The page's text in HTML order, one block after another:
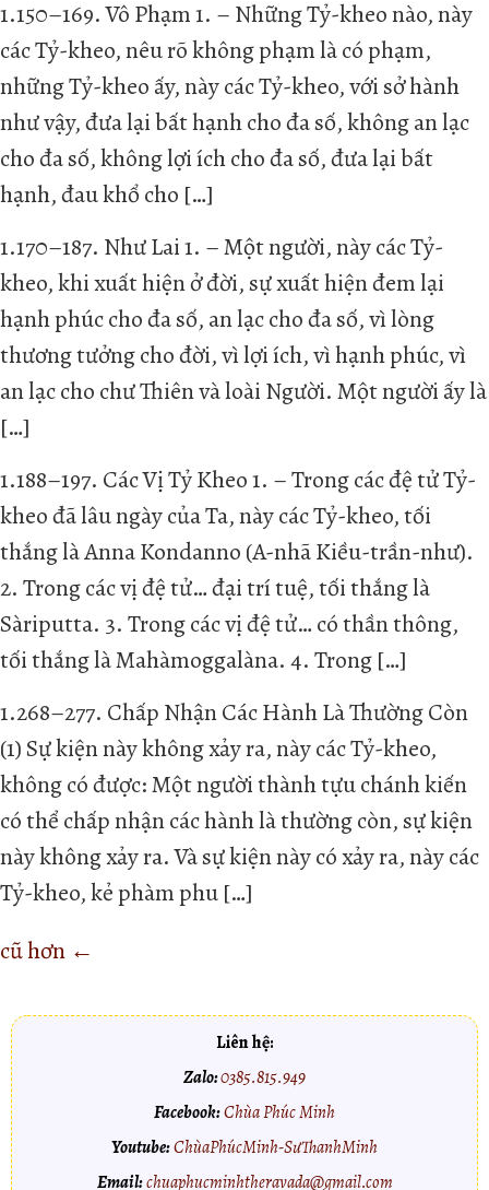
1.150–169. Vô Phạm 1. – Những Tỷ-kheo nào, này
các Tỷ-kheo, nêu rõ không phạm là có phạm,
những Tỷ-kheo ấy, này các Tỷ-kheo, với sở hành
như vậy, đưa lại bất hạnh cho đa số, không an lạc
cho đa số, không lợi ích cho đa số, đưa lại bất
hạnh, đau khổ cho […]
1.170–187. Như Lai 1. – Một người, này các Tỷ-
kheo, khi xuất hiện ở đời, sự xuất hiện đem lại
hạnh phúc cho đa số, an lạc cho đa số, vì lòng
thương tưởng cho đời, vì lợi ích, vì hạnh phúc, vì
an lạc cho chư Thiên và loài Người. Một người ấy là
[…]
1.188–197. Các Vị Tỷ Kheo 1. – Trong các đệ tử Tỷ-
kheo đã lâu ngày của Ta, này các Tỷ-kheo, tối
thắng là Anna Kondanno (A-nhã Kiều-trần-như).
2. Trong các vị đệ tử… đại trí tuệ, tối thắng là
Sàriputta. 3. Trong các vị đệ tử… có thần thông,
tối thắng là Mahàmoggalàna. 4. Trong […]
1.268–277. Chấp Nhận Các Hành Là Thường Còn
(1) Sự kiện này không xảy ra, này các Tỷ-kheo,
không có được: Một người thành tựu chánh kiến
có thể chấp nhận các hành là thường còn, sự kiện
này không xảy ra. Và sự kiện này có xảy ra, này các
Tỷ-kheo, kẻ phàm phu […]
cũ hơn ←
Liên hệ:
Zalo:0385.815.949
Facebook:Chùa Phúc Minh
Youtube:ChùaPhúcMinh-SưThanhMinh
Email:chuaphucminhtheravada@gmail.com